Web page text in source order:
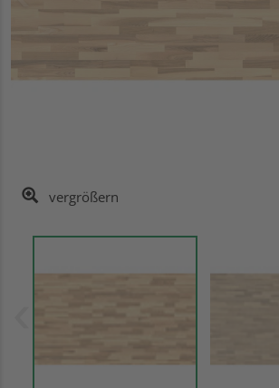
vergrößern